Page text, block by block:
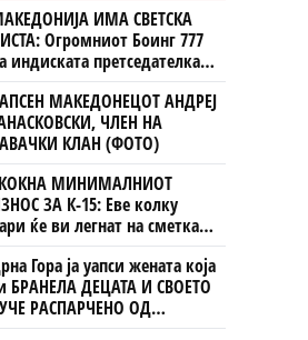
ИМА СВЕТСКА
Огромниот Боинг 777
индиската претседателка
Меѓународниот Аеродром
МАКЕДОНЕЦОТ АНДРЕЈ
ЧЛЕН НА
КЛАН (ФОТО)
МИНИМАЛНИОТ
ЗА К-15: Еве колку
ќе ви легнат на сметка
Гора ја уапси жената која
БРАНЕЛА ДЕЦАТА И СВОЕТО
РАСПАРЧЕНО ОД